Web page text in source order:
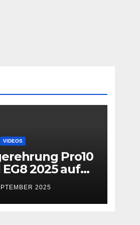
VIDEOS
Pro10
2025 auf
MACN2025